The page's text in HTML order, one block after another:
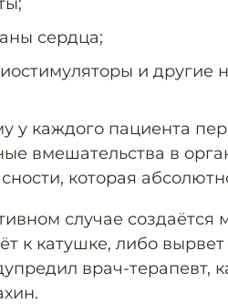
сердца;
и другие
у каждого пациента
вмешательства в
которая
случае создаётся
к катушке, либо
врач-терапевт,